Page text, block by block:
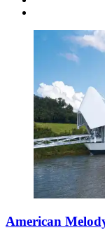
American